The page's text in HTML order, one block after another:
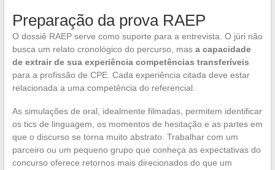
Preparação da prova RAEP
O dossiê RAEP serve como suporte para a entrevista. O júri não
busca um relato cronológico do percurso, mas a capacidade
de extrair de sua experiência competências transferíveis
para a profissão de CPE. Cada experiência citada deve estar
relacionada a uma competência do referencial.
As simulações de oral, idealmente filmadas, permitem identificar
os tics de linguagem, os momentos de hesitação e as partes em
que o discurso se torna muito abstrato. Trabalhar com um
parceiro ou um pequeno grupo que conheça as expectativas do
concurso oferece retornos mais direcionados do que um